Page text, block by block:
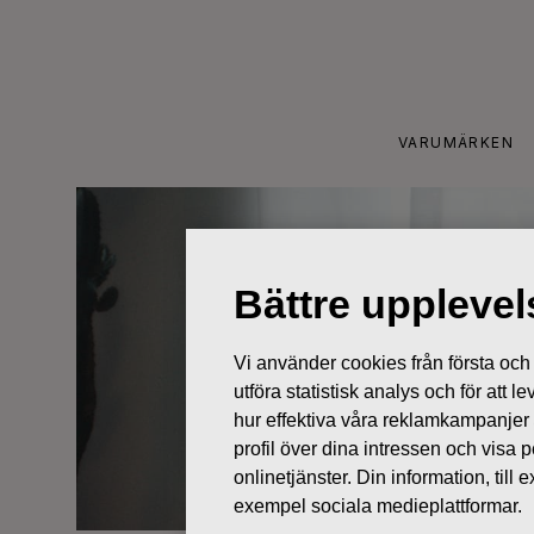
VARUMÄRKEN
Bättre
Vi använder cookies från första
utföra statistisk analys och för att
hur effektiva våra
profil över dina intressen och visa
onlinetjänster. Din information, till
exempel sociala medieplattformar.